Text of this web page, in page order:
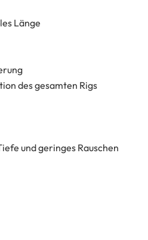
Länge
des gesamten Rigs
und geringes Rauschen